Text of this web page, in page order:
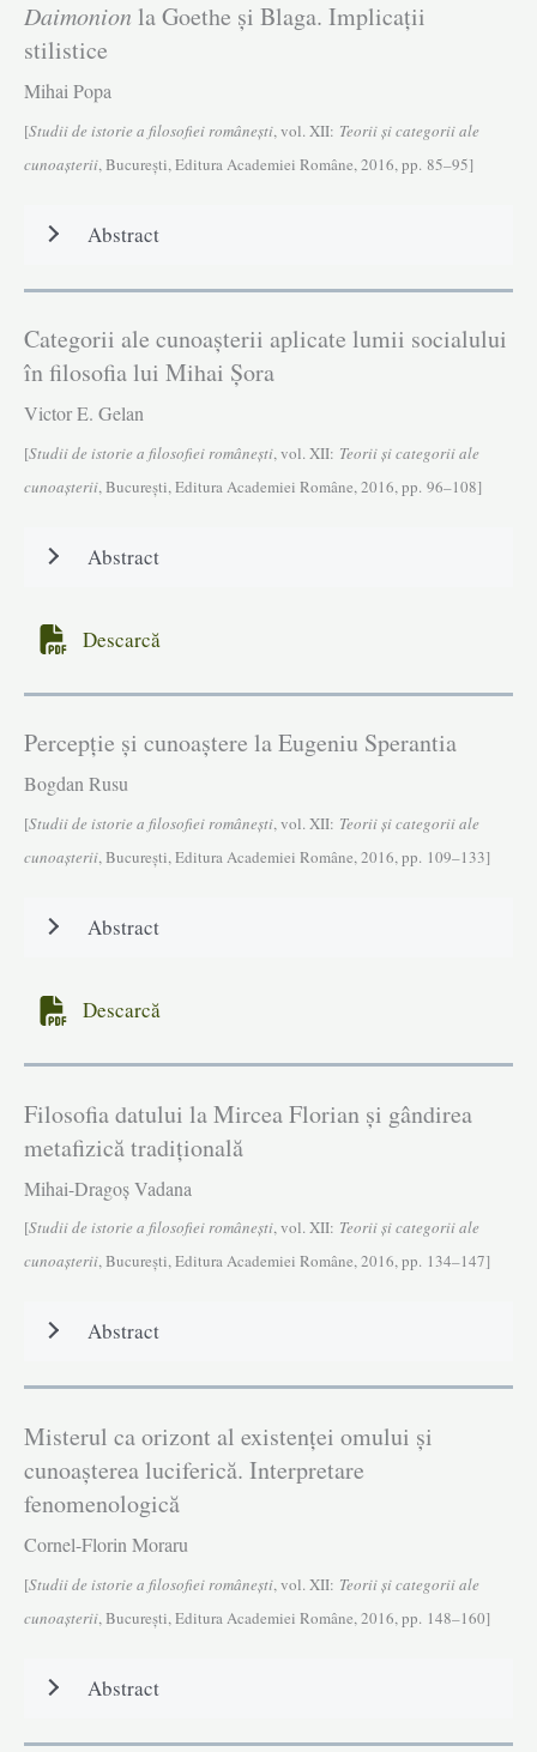
Daimonion la Goethe și Blaga. Implicații
stilistice
Mihai Popa
[Studii de istorie a filosofiei româneşti, vol. XII: Teorii și categorii ale
cunoașterii, Bucureşti, Editura Academiei Române, 2016, pp. 85–95]
Abstract
Categorii ale cunoașterii aplicate lumii socialului
în filosofia lui Mihai Șora
Victor E. Gelan
[Studii de istorie a filosofiei româneşti, vol. XII: Teorii și categorii ale
cunoașterii, Bucureşti, Editura Academiei Române, 2016, pp. 96–108]
Abstract
Descarcă
Percepție și cunoaștere la Eugeniu Sperantia
Bogdan Rusu
[Studii de istorie a filosofiei româneşti, vol. XII: Teorii și categorii ale
cunoașterii, Bucureşti, Editura Academiei Române, 2016, pp. 109–133]
Abstract
Descarcă
Filosofia datului la Mircea Florian și gândirea
metafizică tradiţională
Mihai-Dragoș Vadana
[Studii de istorie a filosofiei româneşti, vol. XII: Teorii și categorii ale
cunoașterii, Bucureşti, Editura Academiei Române, 2016, pp. 134–147]
Abstract
Misterul ca orizont al existenței omului și
cunoașterea luciferică. Interpretare
fenomenologică
Cornel-Florin Moraru
[Studii de istorie a filosofiei româneşti, vol. XII: Teorii și categorii ale
cunoașterii, Bucureşti, Editura Academiei Române, 2016, pp. 148–160]
Abstract